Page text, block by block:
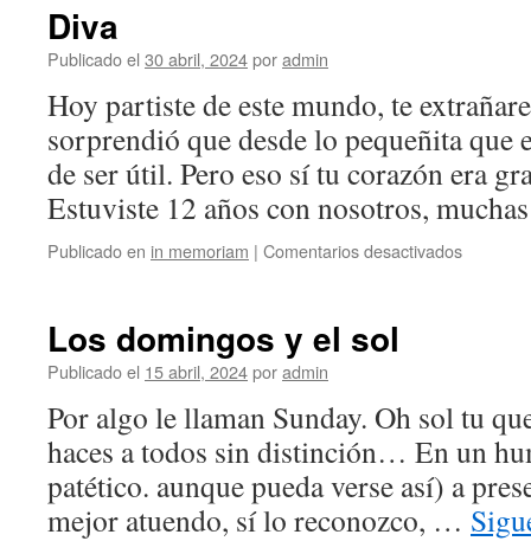
Diva
Publicado el 30 abril, 2024poradmin
Hoy partiste de este mundo, te
sorprendió que desde lo pequeñita que
de ser útil. Pero eso sí tu corazón era
Estuviste 12 años con nosotros,
Publicado en in memoriam | Comentarios desactivadosen
Los domingos y el sol
Publicado el 15 abril, 2024poradmin
Por algo le llaman Sunday. Oh sol tu
haces a todos sin distinción… En un
patético. aunque pueda verse así) a
mejor atuendo, sí lo reconozco, …